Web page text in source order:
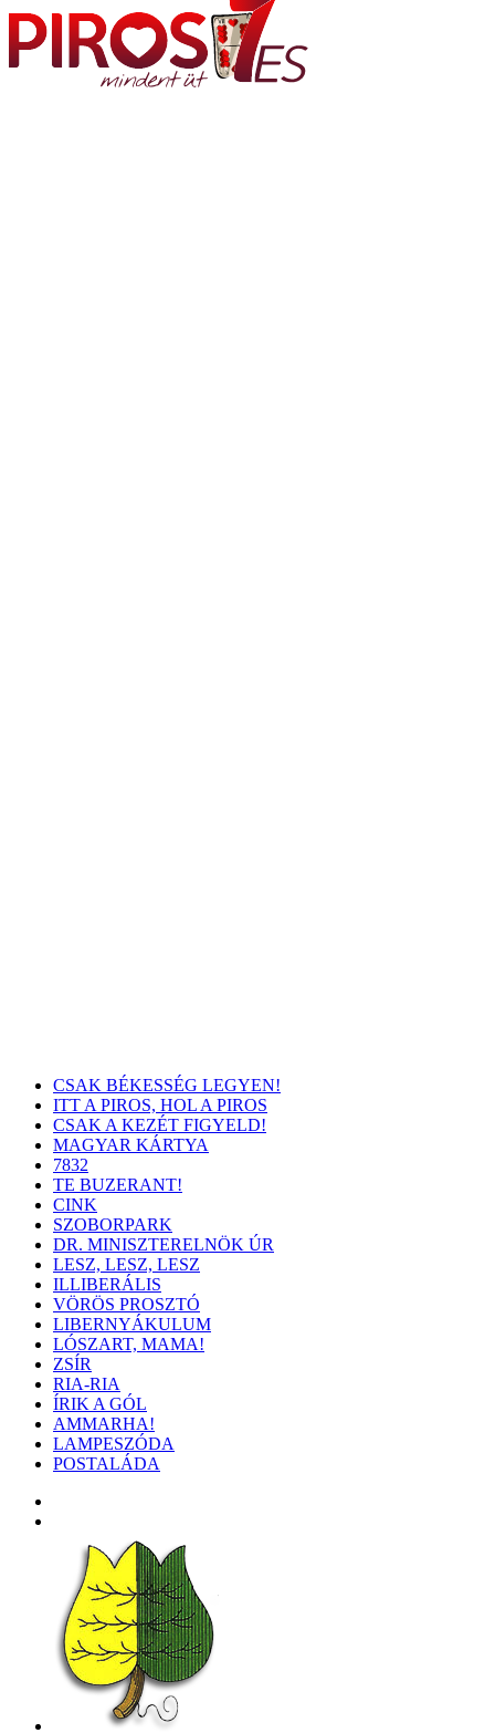
CSAK BÉKESSÉG LEGYEN!
ITT A PIROS, HOL A PIROS
CSAK A KEZÉT FIGYELD!
MAGYAR KÁRTYA
7832
TE BUZERANT!
CINK
SZOBORPARK
DR. MINISZTERELNÖK ÚR
LESZ, LESZ, LESZ
ILLIBERÁLIS
VÖRÖS PROSZTÓ
LIBERNYÁKULUM
LÓSZART, MAMA!
ZSÍR
RIA-RIA
ÍRIK A GÓL
AMMARHA!
LAMPESZÓDA
POSTALÁDA